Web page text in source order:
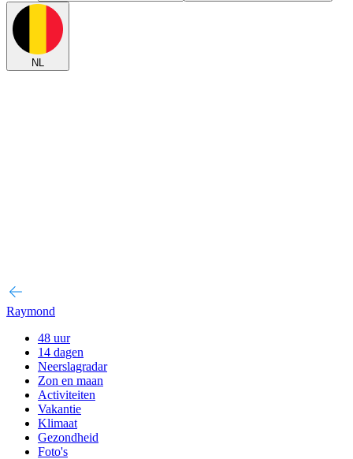
NL
Raymond
48 uur
14 dagen
Neerslagradar
Zon en maan
Activiteiten
Vakantie
Klimaat
Gezondheid
Foto's